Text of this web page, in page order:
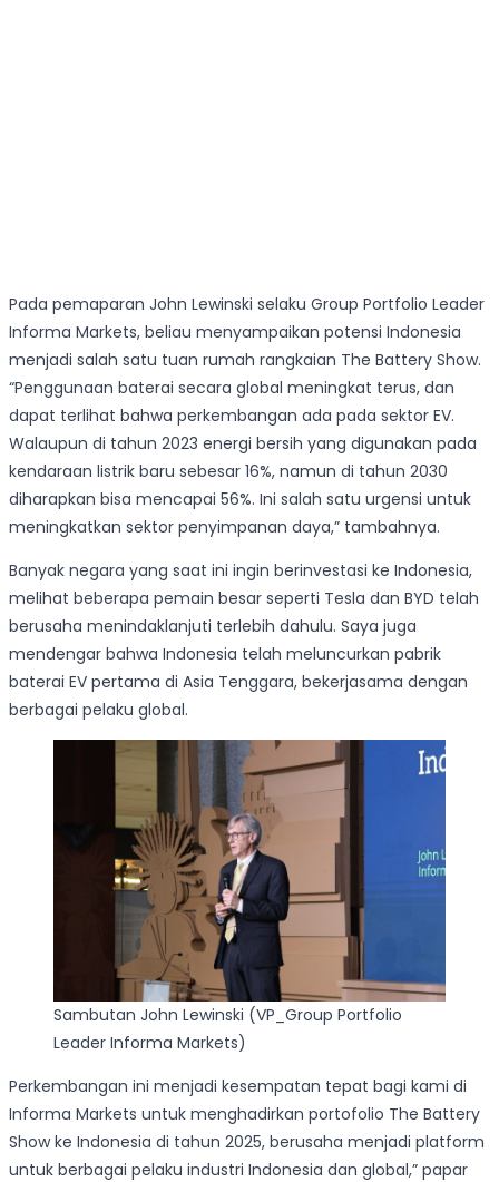
Pada pemaparan John Lewinski selaku Group Portfolio Leader
Informa Markets, beliau menyampaikan potensi Indonesia
menjadi salah satu tuan rumah rangkaian The Battery Show.
“Penggunaan baterai secara global meningkat terus, dan
dapat terlihat bahwa perkembangan ada pada sektor EV.
Walaupun di tahun 2023 energi bersih yang digunakan pada
kendaraan listrik baru sebesar 16%, namun di tahun 2030
diharapkan bisa mencapai 56%. Ini salah satu urgensi untuk
meningkatkan sektor penyimpanan daya,” tambahnya.
Banyak negara yang saat ini ingin berinvestasi ke Indonesia,
melihat beberapa pemain besar seperti Tesla dan BYD telah
berusaha menindaklanjuti terlebih dahulu. Saya juga
mendengar bahwa Indonesia telah meluncurkan pabrik
baterai EV pertama di Asia Tenggara, bekerjasama dengan
berbagai pelaku global.
Sambutan John Lewinski (VP_Group Portfolio
Leader Informa Markets)
Perkembangan ini menjadi kesempatan tepat bagi kami di
Informa Markets untuk menghadirkan portofolio The Battery
Show ke Indonesia di tahun 2025, berusaha menjadi platform
untuk berbagai pelaku industri Indonesia dan global,” papar